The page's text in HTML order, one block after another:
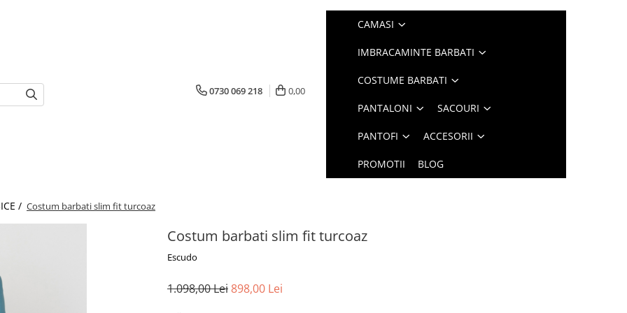
0730 069 218 0,00
CAMASI
IMBRACAMINTE BARBATI
COSTUME BARBATI
PANTALONI SACOURI
PANTOFI ACCESORII
PROMOTII BLOG
/ Costum barbati slim fit turcoaz
Costum barbati slim fit turcoaz
Escudo
1.098,00 Lei898,00 Lei